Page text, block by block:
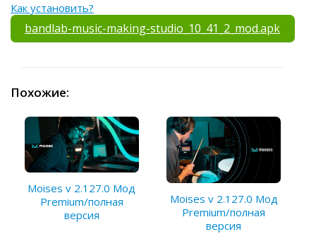
Как установить?
bandlab-music-making-studio_10_41_2_mod.apk
Похожие:
Moises v 2.127.0 Мод
Premium/полная
версия
Moises v 2.127.0 Мод
Premium/полная
версия